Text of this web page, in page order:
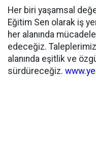
Her biri yaşamsal
Eğitim Sen olarak iş
her alanında
edeceğiz. Taleplerimiz
alanında eşitlik ve
sürdüreceğiz.